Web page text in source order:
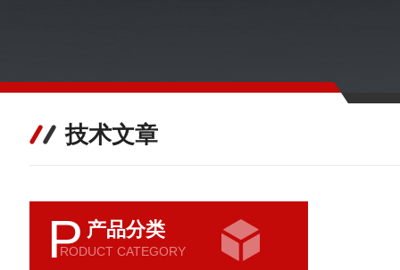
技术文章
P 产品分类
RODUCT CATEGORY